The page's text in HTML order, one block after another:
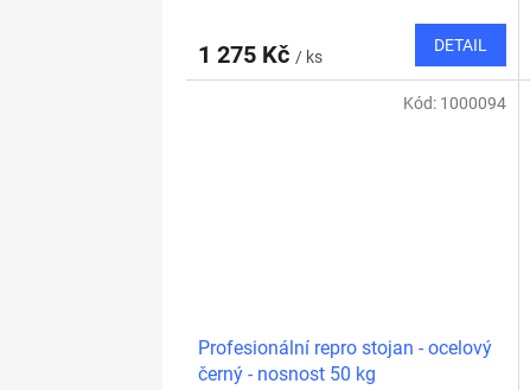
1 275 Kč / ks
DETAIL
Profesionální repro stojan - ocelový
černý - nosnost 50 kg
Kód: 1000094